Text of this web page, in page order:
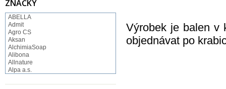
Výrobek je balen v
objednávat po
ZNAČKY
ABELLA
Admit
Agro CS
Aksan
AlchimiaSoap
Alibona
Allnature
Alpa a.s.
Alufix